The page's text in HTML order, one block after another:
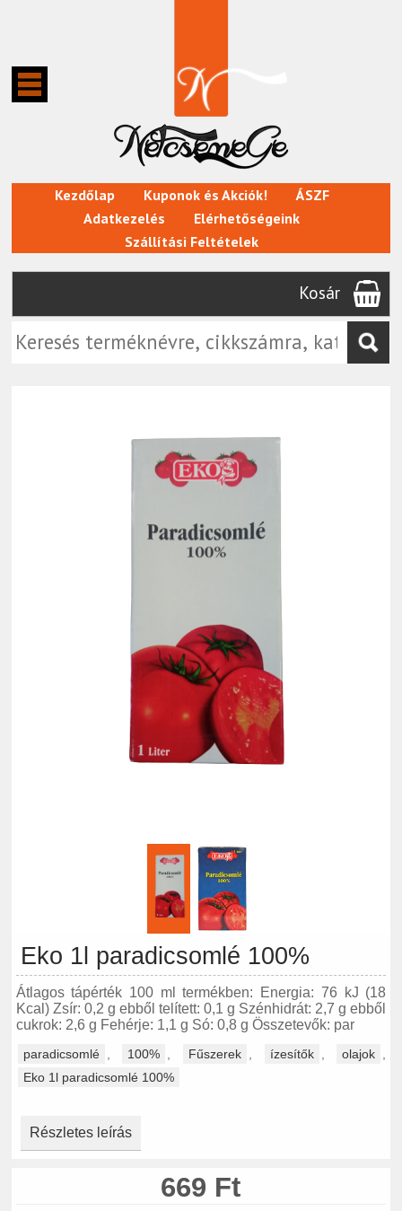
Kezdőlap Kuponok és Akciók!
ÁSZF
Adatkezelés
Elérhetőségeink
Szállítási Feltételek
Kosár
Eko 1l paradicsomlé 100%
Átlagos tápérték 100 ml termékben: Energia: 76 kJ (18
Kcal) Zsír: 0,2 g ebből telített: 0,1 g Szénhidrát: 2,7 g ebből
cukrok: 2,6 g Fehérje: 1,1 g Só: 0,8 g Összetevők: par
paradicsomlé 100% Fűszerek ízesítők olajok
Eko 1l paradicsomlé 100%
Részletes leírás
669 Ft